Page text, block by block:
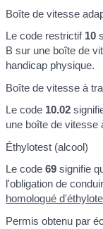
Boîte de vitesse
Le code restrictif 10
B sur une boîte de
handicap physique.
Boîte de vitesse à
Le code 10.02
une boîte de vitesse
Éthylotest (alcool)
Le code69 signifie
l'obligation de
homologué
Permis obtenu par